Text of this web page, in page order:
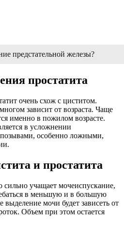
предстательной железы?
простатита
очень схож с циститом.
зависит от возраста. Чаще
именно в пожилом возрасте.
в усложнении
особенно ложными,
и простатита
сильно учащает мочеиспускание,
в меньшую и в большую
выделение мочи будет зависеть от
Объем при этом остается